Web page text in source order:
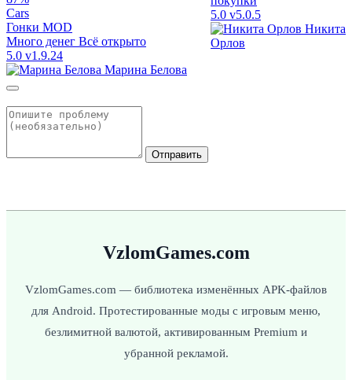
Cars
Гонки MOD
Много денег Всё открыто
5.0 v1.9.24
Марина Белова
5.0 v5.0.5
Никита
Орлов
Отправить
VzlomGames.com
VzlomGames.com — библиотека изменённых APK-файлов
для Android. Протестированные моды с игровым меню,
безлимитной валютой, активированным Premium и
убранной рекламой.